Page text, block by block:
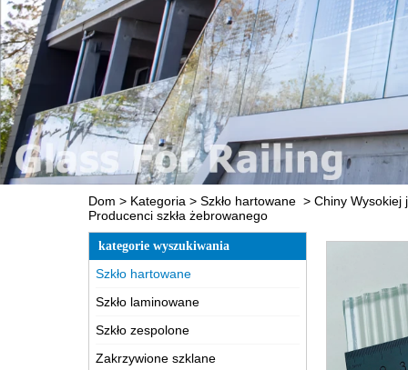
Dom > Kategoria > Szkło hartowane > Chiny Wysokiej
Producenci szkła żebrowanego
kategorie wyszukiwania
Szkło hartowane
Szkło laminowane
Szkło zespolone
Zakrzywione szklane